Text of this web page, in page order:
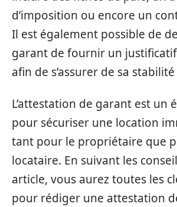
d’imposition ou encore un
Il est également possible de
garant de fournir un
afin de s’assurer de sa
L’attestation de garant est un
pour sécuriser une location
tant pour le propriétaire que
locataire. En suivant les
article, vous aurez toutes les
pour rédiger une attestation